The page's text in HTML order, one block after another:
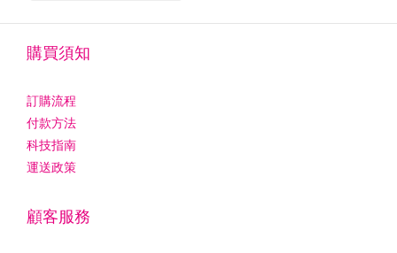
購買須知
訂購流程
付款方法
科技指南
運送政策
顧客服務